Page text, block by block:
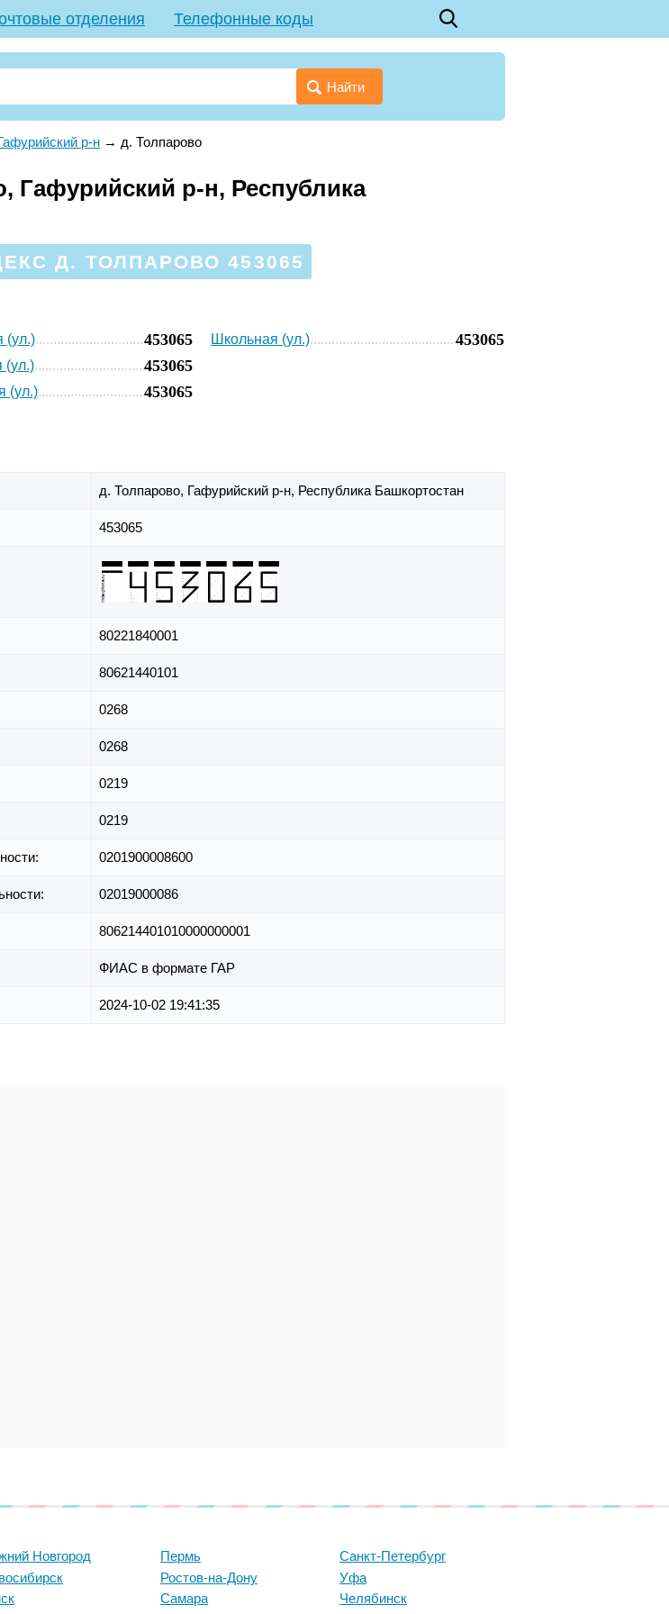
отделения Телефонные коды
Найти
р-н → д. Толпарово
Гафурийский р-н, Республика
Д. ТОЛПАРОВО 453065
(ул.) 453065
(ул.) 453065
(ул.) 453065
Школьная (ул.) 453065
д. Толпарово, Гафурийский р-н, Республика Башкортостан
453065
80221840001
80621440101
0268
0268
0219
0219
0201900008600
02019000086
806214401010000000001
ФИАС в формате ГАР
2024-10-02 19:41:35
Новгород
Пермь
Ростов-на-Дону
Самара
Санкт-Петербург
Уфа
Челябинск